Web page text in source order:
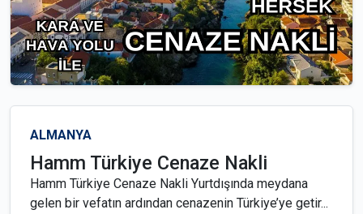
ALMANYA
Hamm Türkiye Cenaze Nakli
Hamm Türkiye Cenaze Nakli Yurtdışında meydana
gelen bir vefatın ardından cenazenin Türkiye’ye getir...